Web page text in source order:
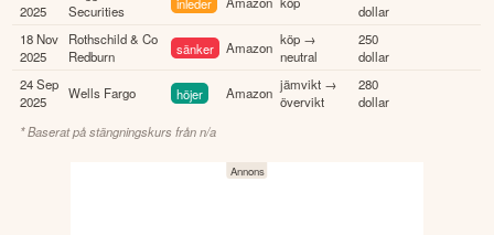
2025
Securities
dollar
18 Nov
2025
Rothschild & Co
Redburn
sänker Amazon köp →
neutral
250
dollar
24 Sep
2025
Wells Fargo höjer Amazon jämvikt →
övervikt
280
dollar
* Baserat på stängningskurs frånn/a